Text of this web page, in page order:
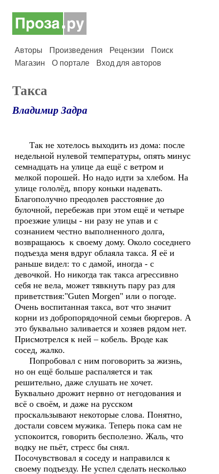
Авторы Произведения Рецензии
Поиск
Магазин
О портале Вход для авторов
Такса
Владимир Задра
Так не хотелось выходить из дома: после
недельной нулевой температуры, опять минус
семнадцать на улице да ещё с ветром и
мелкой порошей. Но надо идти за хлебом. На
улице гололёд, впору коньки надевать.
Благополучно преодолев расстояние до
булочной, перебежав при этом ещё и четыре
проезжие улицы - ни разу не упав и с
сознанием честно выполненного долга,
возвращаюсь к своему дому. Около соседнего
подъезда меня вдруг облаяла такса. Я её и
раньше видел: то с дамой, иногда - с
девочкой. Но никогда так такса агрессивно
себя не вела, может тявкнуть пару раз для
приветствия:"Guten Morgen" или о погоде.
Очень воспитанная такса, вот что значит
корни из добропорядочной семьи бюргеров. А
это буквально заливается и хозяев рядом нет.
Присмотрелся к ней – кобель. Вроде как
сосед, жалко.
Попробовал с ним поговорить за жизнь,
но он ещё больше распаляется и так
решительно, даже слушать не хочет.
Буквально дрожит нервно от негодования и
всё о своём, и даже на русском
проскальзывают некоторые слова. Понятно,
достали совсем мужика. Теперь пока сам не
успокоится, говорить бесполезно. Жаль, что
водку не пьёт, стресс бы снял.
Посочувствовал я соседу и направился к
своему подъезду. Не успел сделать несколько